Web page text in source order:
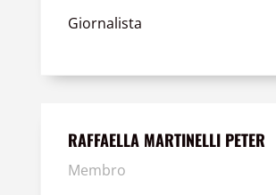
Giornalista
RAFFAELLA MARTINELLI PETER
Membro